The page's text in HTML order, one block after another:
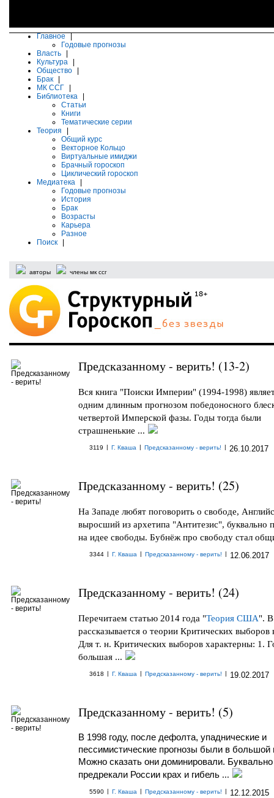
Главное
Годовые прогнозы
Власть
Культура
Общество
Брак
МК ССГ
Библиотека
Статьи
Книги
Тематические серии
Теория
Общий курс
Векторное Кольцо
Виртуальные имиджи
Брачный гороскоп
Циклический гороскоп
Медиатека
Годовые прогнозы
История
Брак
Возрасты
Карьера
Разное
Поиск
авторы члены мк ссг
Предсказанному - верить! (13-2)
Вся книга "Поиски Империи" (1994-1998)
одним длинным прогнозом победоносного
четвертой Имперской фазы. Годы тогда были
страшненькие ...
3119 | Г. Кваша | Предсказанному - верить! | 26.10.2017
Предсказанному - верить! (25)
На Западе любят поговорить о свободе,
выросший из архетипа "Антитезис", буквально
на идее свободы. Бубнёж про свободу стал
3344 | Г. Кваша | Предсказанному - верить! | 12.06.2017
Предсказанному - верить! (24)
Перечитаем статью 2014 года "Теория США".
рассказывается о теории Критических
Для т. н. Критических выборов характерны: 1.
большая ...
3618 | Г. Кваша | Предсказанному - верить! | 19.02.2017
Предсказанному - верить! (5)
В 1998 году, после дефолта, упаднические и
пессимистические прогнозы были в большой
Можно сказать они доминировали.
предрекали России крах и гибель ...
5590 | Г. Кваша | Предсказанному - верить! | 12.12.2015